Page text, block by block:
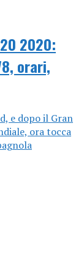
2020:
orari,
e dopo il Gran
ora tocca